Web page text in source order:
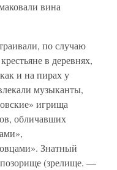
вина
по случаю
в деревнях,
и на пирах у
музыканты,
игрища
обличавших
Знатный
(зрелище. —